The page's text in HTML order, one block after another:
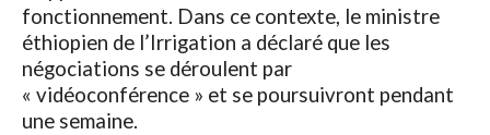
fonctionnement. Dans ce contexte, le ministre
éthiopien de l’Irrigation a déclaré que les
négociations se déroulent par
« vidéoconférence » et se poursuivront pendant
une semaine.